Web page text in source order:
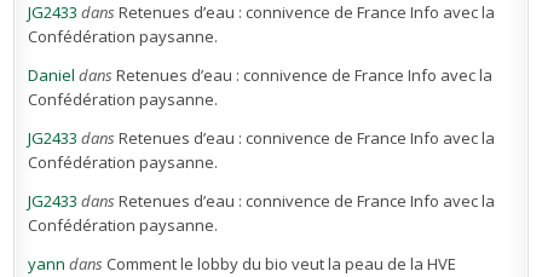
JG2433 dansRetenues d’eau : connivence de France Info avec la
Confédération paysanne.
Daniel dansRetenues d’eau : connivence de France Info avec la
Confédération paysanne.
JG2433 dansRetenues d’eau : connivence de France Info avec la
Confédération paysanne.
JG2433 dansRetenues d’eau : connivence de France Info avec la
Confédération paysanne.
yann dans Comment le lobby du bio veut la peau de la HVE